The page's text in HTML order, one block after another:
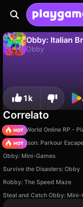
Obby: Italian
Obby
Salva i
1k
Correlato
Barry Prison: Parkour
Obby: Mini-Games
Survive the Disasters: Obby
Robby: The Speed Maze
Steal and Catch Obby: Mini-